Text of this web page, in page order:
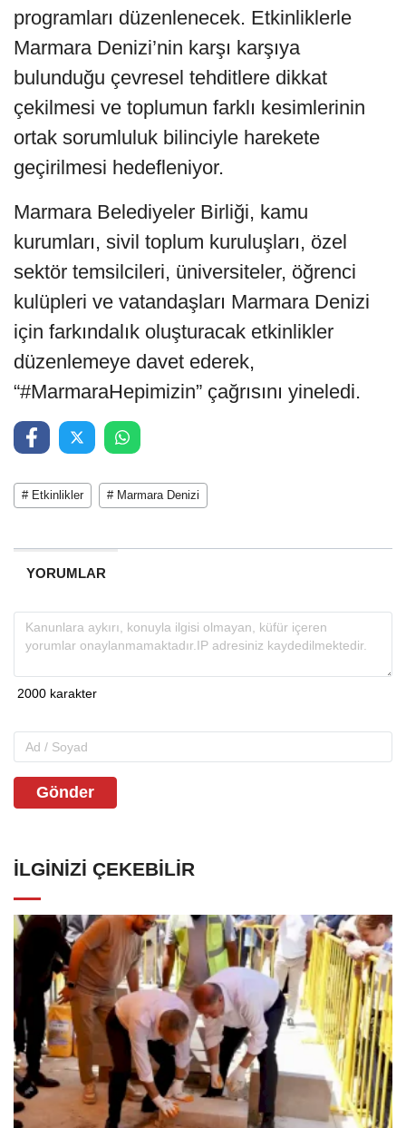
programları düzenlenecek. Etkinliklerle
Marmara Denizi’nin karşı karşıya
bulunduğu çevresel tehditlere dikkat
çekilmesi ve toplumun farklı kesimlerinin
ortak sorumluluk bilinciyle harekete
geçirilmesi hedefleniyor.
Marmara Belediyeler Birliği, kamu
kurumları, sivil toplum kuruluşları, özel
sektör temsilcileri, üniversiteler, öğrenci
kulüpleri ve vatandaşları Marmara Denizi
için farkındalık oluşturacak etkinlikler
düzenlemeye davet ederek,
“#MarmaraHepimizin” çağrısını yineledi.
# Etkinlikler # Marmara Denizi
YORUMLAR
Gönder
İLGINIZI ÇEKEBILIR